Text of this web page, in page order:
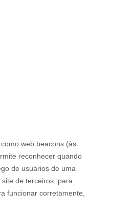
web beacons (às
reconhecer quando
de usuários de uma
de terceiros, para
funcionar corretamente,